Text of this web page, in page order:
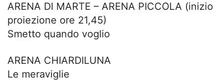
ARENA DI MARTE – ARENA PICCOLA (inizio
proiezione ore 21,45)
Smetto quando voglio
ARENA CHIARDILUNA
Le meraviglie